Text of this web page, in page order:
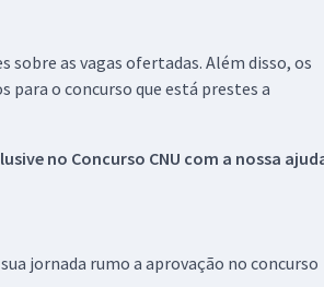
sobre as vagas ofertadas. Além disso, os
para o concurso que está prestes a
no Concurso CNU com a nossa
jornada rumo a aprovação no concurso